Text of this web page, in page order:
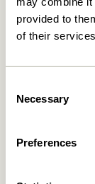
provided to
of their
Selection
Necessary
Preferences
Disco Reol Small